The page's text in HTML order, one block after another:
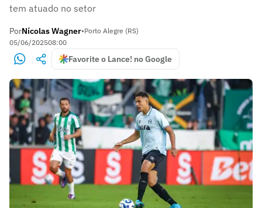
tem atuado no setor
PorNícolas Wagner•Porto Alegre (RS)
05/06/202508:00
Favorite o Lance! no Google